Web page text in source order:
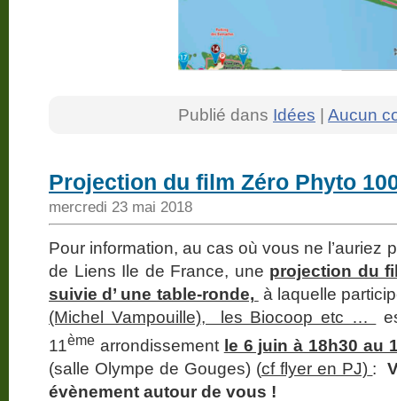
Publié dans Idées | Aucun
Projection du film Zéro Phyto
mercredi 23 mai 2018
Pour information, au cas où vous ne l’auriez
de Liens Ile de France, une projection du
suivie d’ une table-ronde, à laquelle
(Michel Vampouille), les Biocoop etc …
11ème arrondissement le 6 juin à 18h30 au
(salle Olympe de Gouges) (cf flyer en PJ) :
évènement autour de vous !